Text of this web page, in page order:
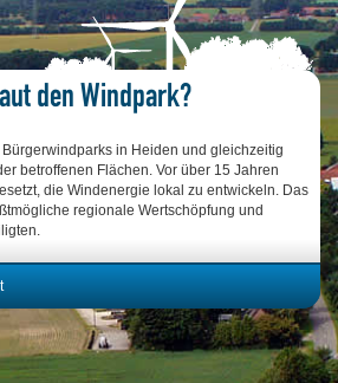
den Windpark?
in Heiden und gleichzeitig
betroffenen Flächen. Vor über 15 Jahren
die Windenergie lokal zu entwickeln. Das
regionale Wertschöpfung und